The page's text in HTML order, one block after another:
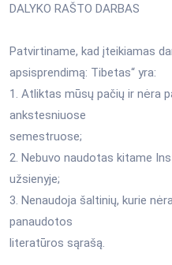
DALYKO RAŠTO DARBAS
Patvirtiname, kad įteikiamas
apsisprendimą: Tibetas“ yra:
1. Atliktas mūsų pačių ir nėra
ankstesniuose
semestruose;
2. Nebuvo naudotas kitame
užsienyje;
3. Nenaudoja šaltinių, kurie
panaudotos
literatūros sąrašą.